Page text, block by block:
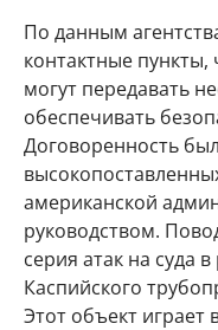
По данным
контактные
могут передавать
обеспечивать
Договоренность
американской
руководством.
серия атак на суда
Каспийского
Этот объект играет